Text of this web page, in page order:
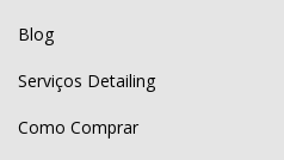
Blog
Serviços Detailing
Como Comprar